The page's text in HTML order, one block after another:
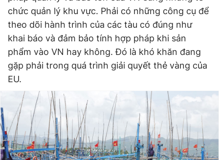
chức quản lý khu vực. Phải có những công cụ để
theo dõi hành trình của các tàu có đúng như
khai báo và đảm bảo tính hợp pháp khi sản
phẩm vào VN hay không. Đó là khó khăn đang
gặp phải trong quá trình giải quyết thẻ vàng của
EU.